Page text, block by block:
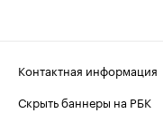
Контактная информация
Скрыть баннеры на РБК